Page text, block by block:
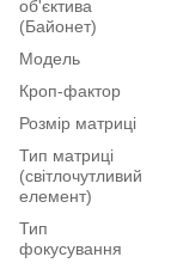
об'єктива
(Байонет)
Модель
Кроп-фактор
Розмір матриці
Тип матриці
(світлочутливий
елемент)
Тип
фокусування